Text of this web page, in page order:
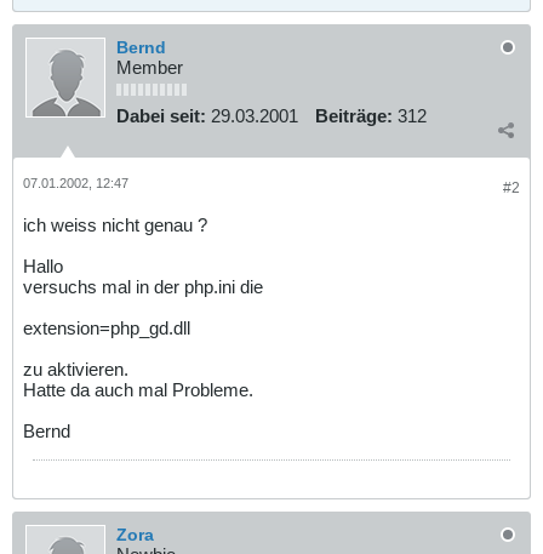
Bernd
Member
Dabei seit: 29.03.2001 Beiträge: 312
#2
07.01.2002, 12:47
ich weiss nicht genau ?
Hallo
versuchs mal in der php.ini die
extension=php_gd.dll
zu aktivieren.
Hatte da auch mal Probleme.
Bernd
Zora